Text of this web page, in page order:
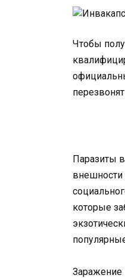
Чтобы
Паразиты
внешности
которые
Заражение